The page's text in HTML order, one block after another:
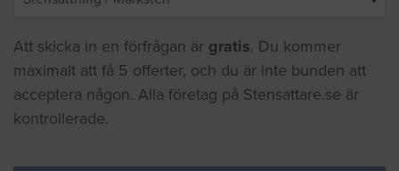
Att skicka in en förfrågan är gratis. Du kommer
maximalt att få 5 offerter, och du är inte bunden att
acceptera någon. Alla företag på Stensattare.se är
kontrollerade.